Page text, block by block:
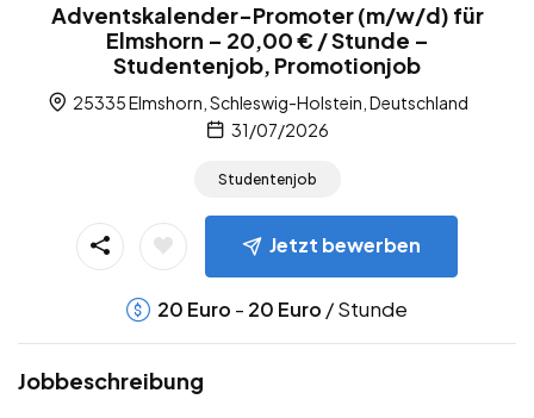
Adventskalender-Promoter (m/w/d) für
Elmshorn – 20,00 € / Stunde –
Studentenjob, Promotionjob
25335 Elmshorn, Schleswig-Holstein, Deutschland
31/07/2026
Studentenjob
Jetzt bewerben
20 Euro - 20 Euro / Stunde
Jobbeschreibung